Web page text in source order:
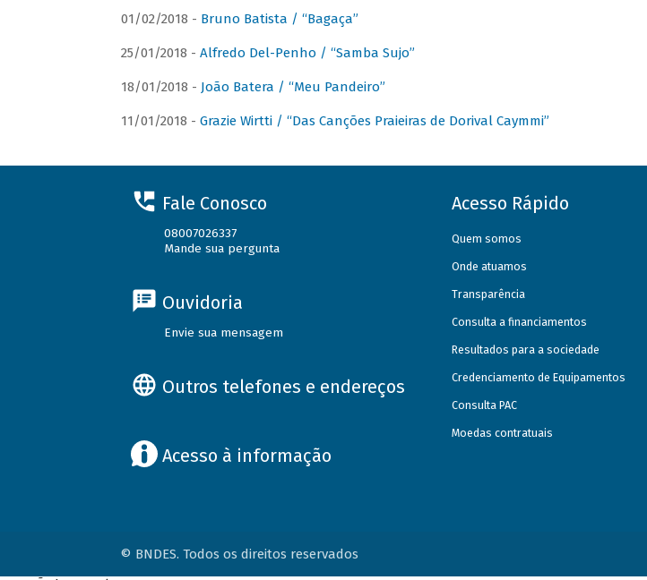
01/02/2018 - Bruno Batista / “Bagaça”
25/01/2018 - Alfredo Del-Penho / “Samba Sujo”
18/01/2018 - João Batera / “Meu Pandeiro”
11/01/2018 - Grazie Wirtti / “Das Canções Praieiras de Dorival Caymmi”
Fale Conosco
08007026337
Mande sua pergunta
Ouvidoria
Envie sua mensagem
Outros telefones e endereços
Acesso à informação
Acesso Rápido
Quem somos
Onde atuamos
Transparência
Consulta a financiamentos
Resultados para a sociedade
Credenciamento de Equipamentos
Consulta PAC
Moedas contratuais
© BNDES. Todos os direitos reservados